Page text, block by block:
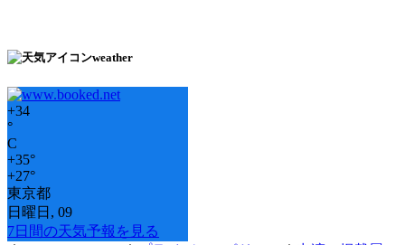
weather
+34
°
C
+35°
+27°
東京都
日曜日, 09
7日間の天気予報を見る